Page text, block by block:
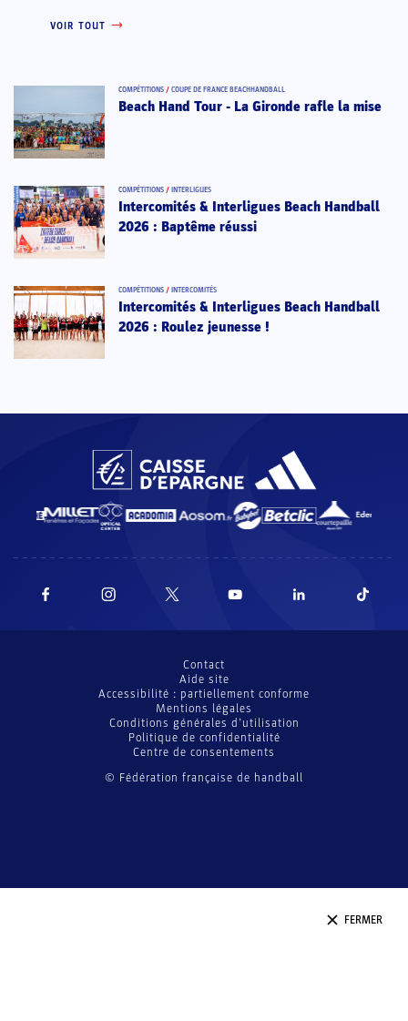
FERMER
VOIR TOUT
COMPÉTITIONS / COUPE DE FRANCE BEACHHANDBALL
Beach Hand Tour - La Gironde rafle la mise
COMPÉTITIONS / INTERLIGUES
Intercomités & Interligues Beach Handball
2026 : Baptême réussi
COMPÉTITIONS / INTERCOMITÉS
Intercomités & Interligues Beach Handball
2026 : Roulez jeunesse !
© Fédération française de handball
Contact
Aide site
Accessibilité : partiellement conforme
Mentions légales
Conditions générales d’utilisation
Politique de confidentialité
Centre de consentements